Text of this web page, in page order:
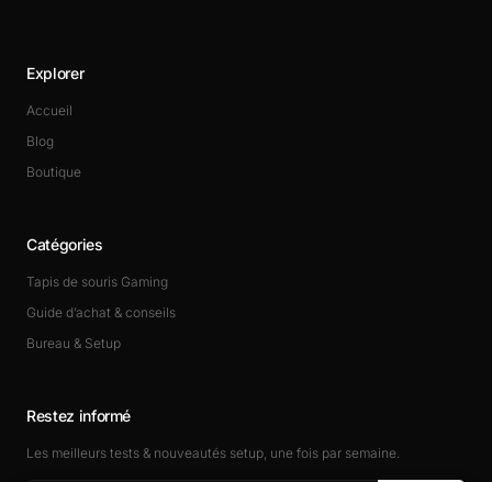
Explorer
Accueil
Blog
Boutique
Catégories
Tapis de souris Gaming
Guide d’achat & conseils
Bureau & Setup
Restez informé
Les meilleurs tests & nouveautés setup, une fois par semaine.